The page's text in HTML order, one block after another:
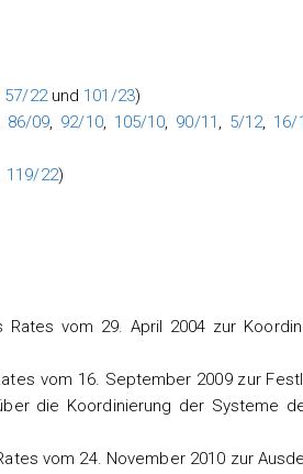
57/22und 101/23)
86/09, 92/10, 105/10, 90/11 , 5/12, 16/
119/22)
Rates vom 29. April 2004 zur
vom 16. September 2009 zur
die Koordinierung der Systeme
vom 24. November 2010 zur